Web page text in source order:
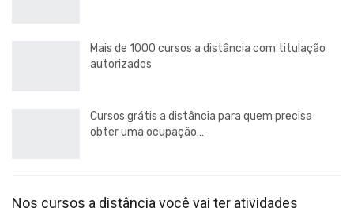
Mais de 1000 cursos a distância com titulação
autorizados
Cursos grátis a distância para quem precisa
obter uma ocupação…
Nos cursos a distância você vai ter atividades